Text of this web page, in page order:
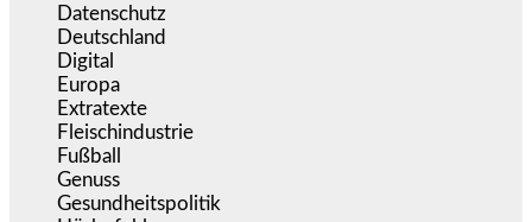
Datenschutz
Deutschland
Digital
Europa
Extratexte
Fleischindustrie
Fußball
Genuss
Gesundheitspolitik